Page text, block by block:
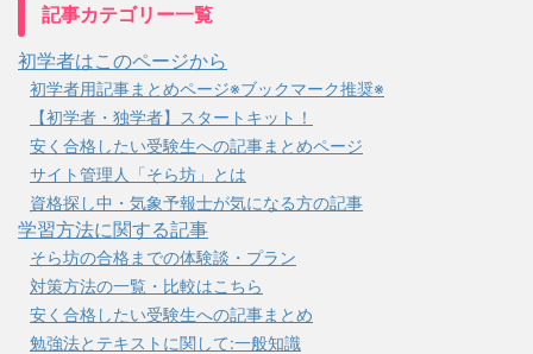
記事カテゴリー一覧
初学者はこのページから
初学者用記事まとめページ※ブックマーク推奨※
【初学者・独学者】スタートキット！
安く合格したい受験生への記事まとめページ
サイト管理人「そら坊」とは
資格探し中・気象予報士が気になる方の記事
学習方法に関する記事
そら坊の合格までの体験談・プラン
対策方法の一覧・比較はこちら
安く合格したい受験生への記事まとめ
勉強法とテキストに関して:一般知識